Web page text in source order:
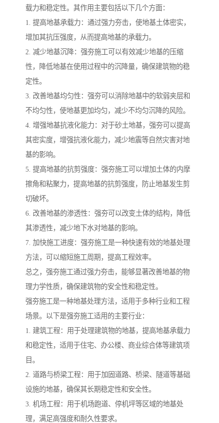
载力和稳定性。其作用主要包括以下几个方面：
1. 提高地基承载力：通过强力夯击，使地基土体密实，
增加其抗压强度，从而提高地基的承载力。
2. 减少地基沉降：强夯施工可以有效减少地基的压缩
性，降低地基在使用过程中的沉降量，确保建筑物的稳
定性。
3. 改善地基均匀性：强夯可以消除地基中的软弱夹层和
不均匀性，使地基更加均匀，减少不均匀沉降的风险。
4. 增强地基抗液化能力：对于砂土地基，强夯可以提高
其密实度，增强抗液化能力，减少地震等自然灾害对地
基的影响。
5. 提高地基的抗剪强度：强夯施工可以增加土体的内摩
擦角和粘聚力，提高地基的抗剪强度，防止地基发生剪
切破坏。
6. 改善地基的渗透性：强夯可以改变土体的结构，降低
其渗透性，减少地下水对地基的影响。
7. 加快施工进度：强夯施工是一种快速有效的地基处理
方法，可以缩短施工周期，提高工程效率。
总之，强夯施工通过强力夯击，能够显著改善地基的物
理力学性质，确保建筑物的安全性和稳定性。
强夯施工是一种地基处理方法，适用于多种行业和工程
场景。以下是强夯施工适用的主要行业：
1. 建筑工程：用于处理建筑物的地基，提高地基承载力
和稳定性，适用于住宅、办公楼、商业综合体等建筑项
目。
2. 道路与桥梁工程：用于加固道路、桥梁、隧道等基础
设施的地基，确保其长期稳定性和安全性。
3. 机场工程：用于机场跑道、停机坪等区域的地基处
理，满足高强度和耐久性要求。